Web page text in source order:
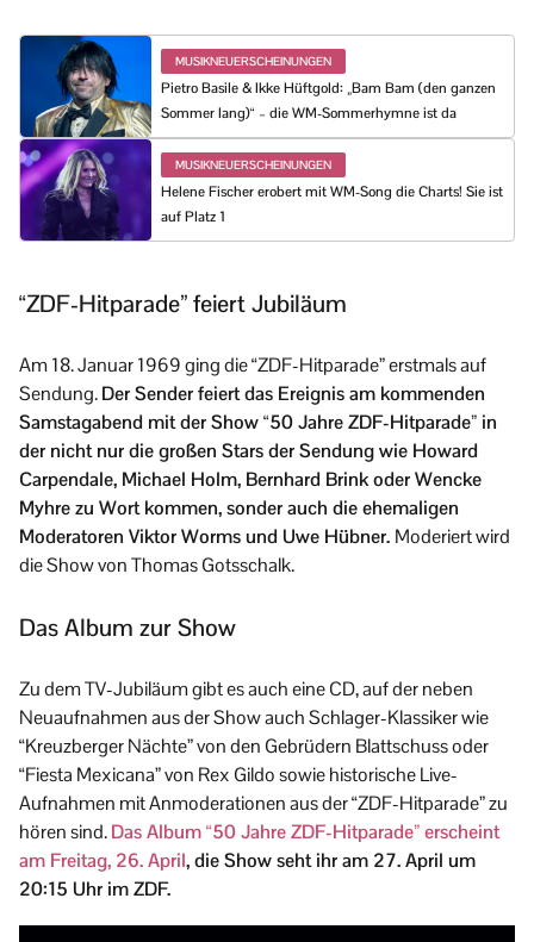
MUSIKNEUERSCHEINUNGEN
Pietro Basile & Ikke Hüftgold: „Bam Bam (den ganzen
Sommer lang)“ – die WM-Sommerhymne ist da
MUSIKNEUERSCHEINUNGEN
Helene Fischer erobert mit WM-Song die Charts! Sie ist
auf Platz 1
“ZDF-Hitparade” feiert Jubiläum
Am 18. Januar 1969 ging die “ZDF-Hitparade” erstmals auf
Sendung.Der Sender feiert das Ereignis am kommenden
Samstagabend mit der Show “50 Jahre ZDF-Hitparade” in
der nicht nur die großen Stars der Sendung wie Howard
Carpendale, Michael Holm, Bernhard Brink oder Wencke
Myhre zu Wort kommen, sonder auch die ehemaligen
Moderatoren Viktor Worms und Uwe Hübner. Moderiert wird
die Show von Thomas Gotsschalk.
Das Album zur Show
Zu dem TV-Jubiläum gibt es auch eine CD, auf der neben
Neuaufnahmen aus der Show auch Schlager-Klassiker wie
“Kreuzberger Nächte” von den Gebrüdern Blattschuss oder
“Fiesta Mexicana” von Rex Gildo sowie historische Live-
Aufnahmen mit Anmoderationen aus der “ZDF-Hitparade” zu
hören sind.Das Album “50 Jahre ZDF-Hitparade” erscheint
am Freitag, 26. April, die Show seht ihr am 27. April um
20:15 Uhr im ZDF.